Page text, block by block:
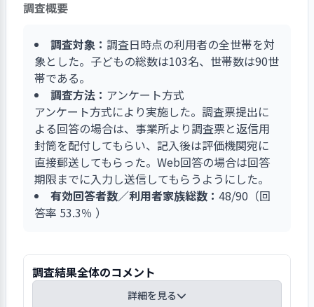
いでから、目の前で職員が切り分けて見せる。幼
る。幼児のクッキングは梅干し・梅シロップ・お
にぎり・カレーライス等に挑戦する。行事に合わ
せてすいか割り、クリスマスケーキの飾りつけ、
餅つき等も行っている。
調査概要
調査対象： 調査日時点の利用者の全世帯を対
象とした。子どもの総数は103名、世帯数は90世
帯である。
調査方法： アンケート方式
アンケート方式により実施した。調査票提出に
よる回答の場合は、事業所より調査票と返信用
封筒を配付してもらい、記入後は評価機関宛に
直接郵送してもらった。Web回答の場合は回答
期限までに入力し送信してもらうようにした。
有効回答者数／利用者家族総数： 48/90（回
答率 53.3％ ）
調査結果全体のコメント
詳細を見る